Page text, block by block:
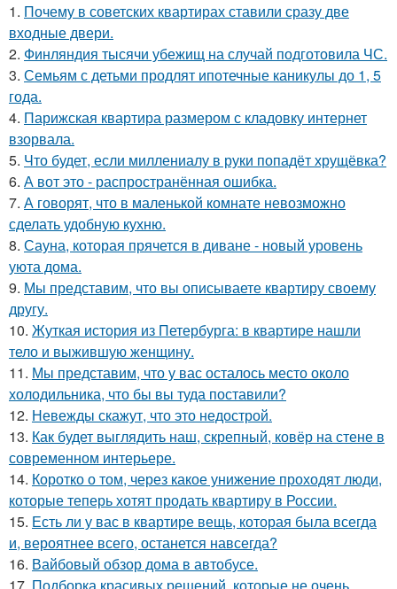
1. Почему в советских квартирах ставили сразу две
входные двери.
2. Финляндия тысячи убежищ на случай подготовила ЧС.
3. Семьям с детьми продлят ипотечные каникулы до 1, 5
года.
4. Парижская квартира размером с кладовку интернет
взорвала.
5. Что будет, если миллениалу в руки попадёт хрущёвка?
6. А вот это - распространённая ошибка.
7. А говорят, что в маленькой комнате невозможно
сделать удобную кухню.
8. Сауна, которая прячется в диване - новый уровень
уюта дома.
9. Мы представим, что вы описываете квартиру своему
другу.
10. Жуткая история из Петербурга: в квартире нашли
тело и выжившую женщину.
11. Мы представим, что у вас осталось место около
холодильника, что бы вы туда поставили?
12. Невежды скажут, что это недострой.
13. Как будет выглядить наш, скрепный, ковёр на стене в
современном интерьере.
14. Коротко о том, через какое унижение проходят люди,
которые теперь хотят продать квартиру в России.
15. Есть ли у вас в квартире вещь, которая была всегда
и, вероятнее всего, останется навсегда?
16. Вайбовый обзор дома в автобусе.